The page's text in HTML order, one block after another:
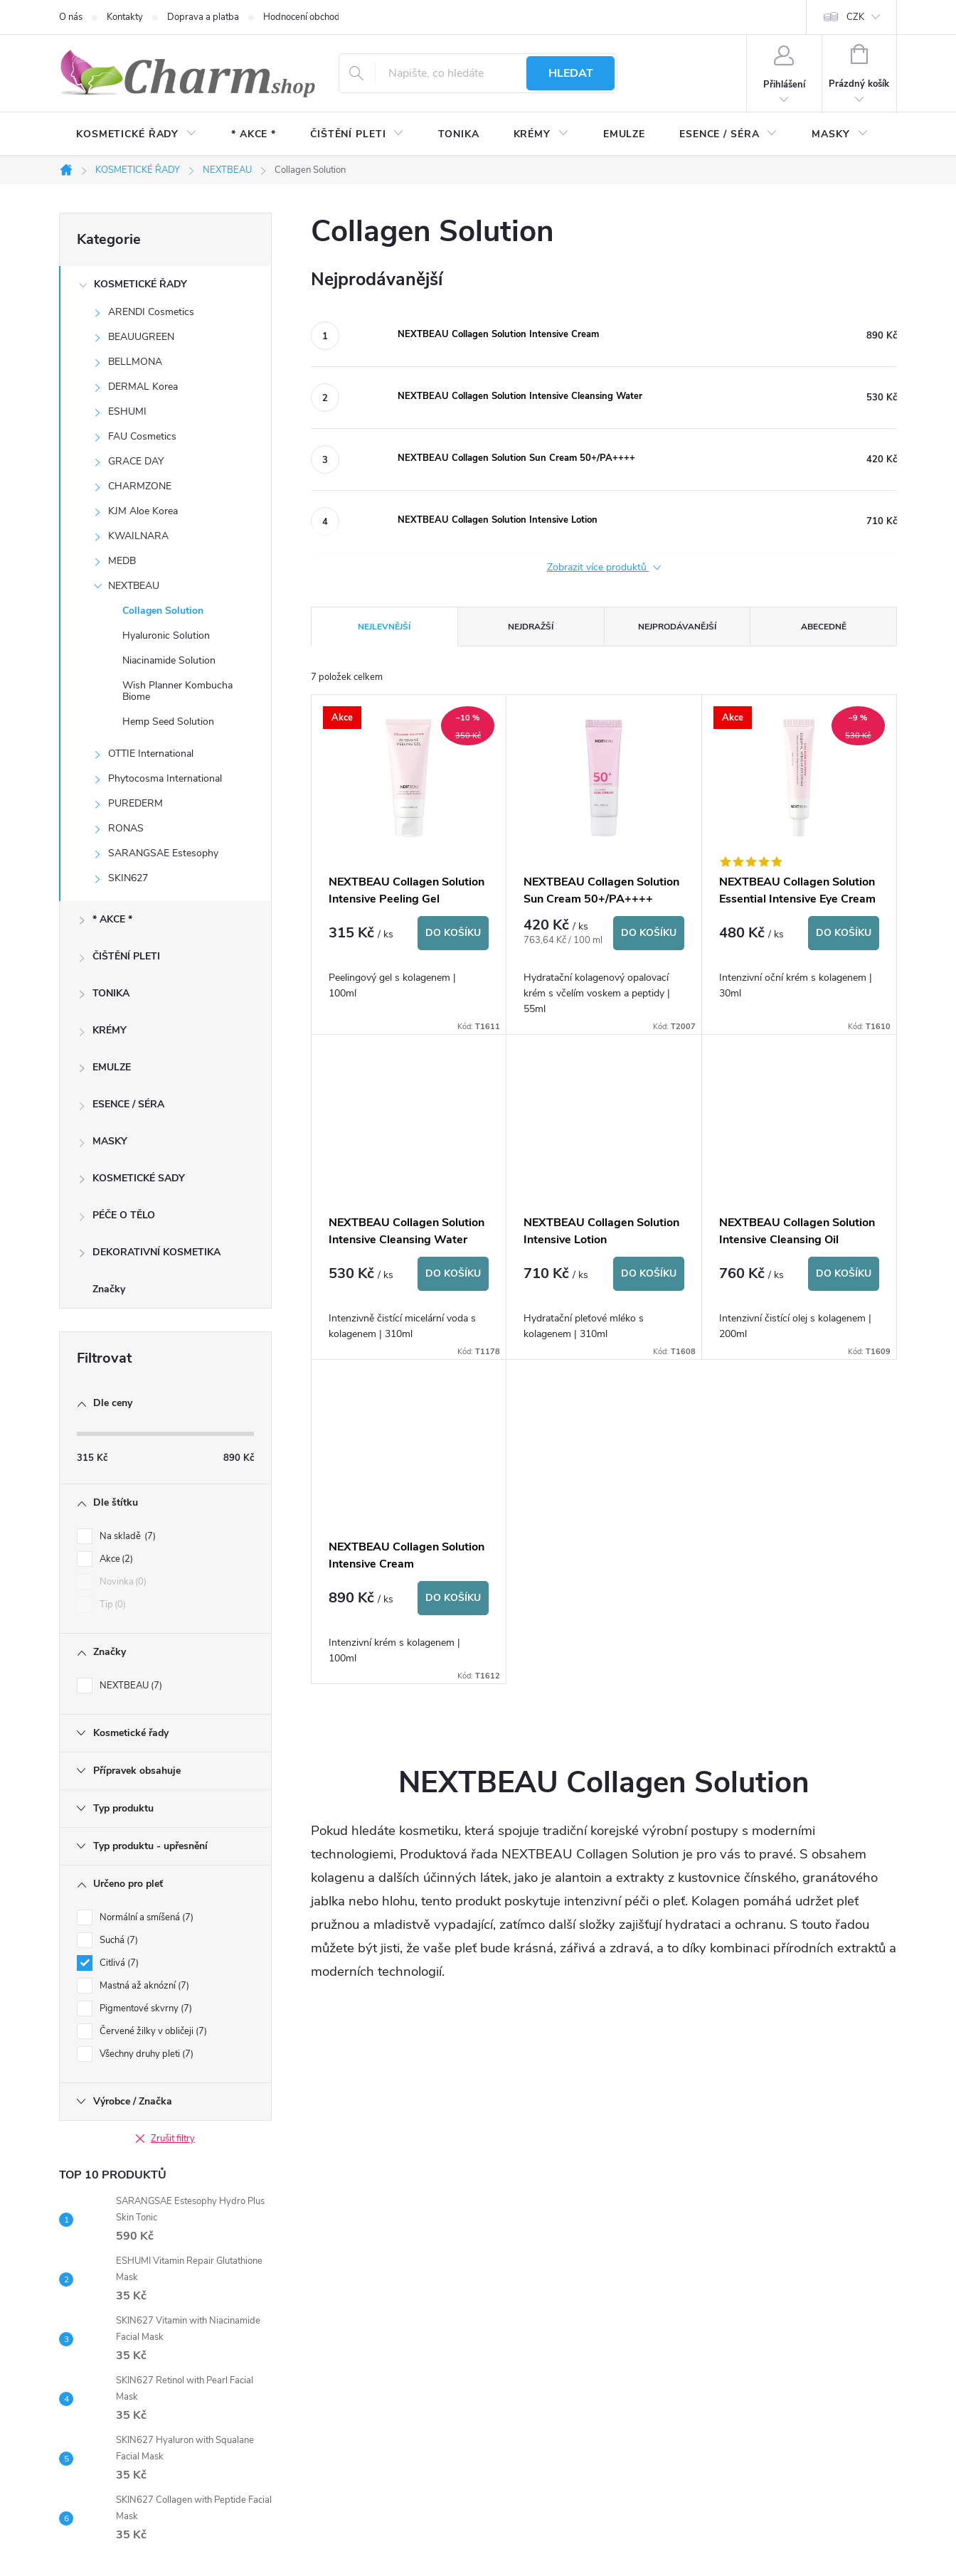
O nás Kontakty Doprava a platba Hodnocení obchodu CZK
HLEDAT
Přihlášení
NÁKUPNÍ
Prázdný košík
KOSMETICKÉ ŘADY * AKCE * ČIŠTĚNÍ PLETI TONIKA KRÉMY EMULZE ESENCE / SÉRA MASKY
Domů
KOSMETICKÉ ŘADY NEXTBEAU Collagen Solution
o
kategorie
Kategorie
KOSMETICKÉ ŘADY
ARENDI Cosmetics
BEAUUGREEN
BELLMONA
DERMAL Korea
ESHUMI
FAU Cosmetics
GRACE DAY
CHARMZONE
KJM Aloe Korea
KWAILNARA
MEDB
NEXTBEAU
Collagen Solution
Hyaluronic Solution
Niacinamide Solution
Wish Planner Kombucha
Biome
Hemp Seed Solution
OTTIE International
Phytocosma International
PUREDERM
RONAS
SARANGSAE Estesophy
SKIN627
* AKCE *
ČIŠTĚNÍ PLETI
TONIKA
KRÉMY
EMULZE
ESENCE / SÉRA
MASKY
KOSMETICKÉ SADY
PÉČE O TĚLO
DEKORATIVNÍ KOSMETIKA
Značky
Dle ceny
315 Kč 890 Kč
Dle štítku
Na skladě 7
Akce 2
Novinka 0
Tip 0
Značky
NEXTBEAU 7
Kosmetické řady
Přípravek obsahuje
Typ produktu
Typ produktu - upřesnění
Určeno pro pleť
Normální a smíšená 7
Suchá 7
Citlivá 7
Mastná až aknózní 7
Pigmentové skvrny 7
Červené žilky v obličeji 7
Všechny druhy pleti 7
Výrobce / Značka
Zrušit filtry
TOP 10 PRODUKTŮ
SARANGSAE Estesophy Hydro Plus
Skin Tonic
590 Kč
ESHUMI Vitamin Repair Glutathione
Mask
35 Kč
SKIN627 Vitamin with Niacinamide
Facial Mask
35 Kč
SKIN627 Retinol with Pearl Facial
Mask
35 Kč
SKIN627 Hyaluron with Squalane
Facial Mask
35 Kč
SKIN627 Collagen with Peptide Facial
Mask
35 Kč
Collagen Solution
Nejprodávanější
NEXTBEAU Collagen Solution Intensive Cream 890 Kč
NEXTBEAU Collagen Solution Intensive Cleansing Water 530 Kč
NEXTBEAU Collagen Solution Sun Cream 50+/PA++++ 420 Kč
NEXTBEAU Collagen Solution Intensive Lotion 710 Kč
Zobrazit více produktů
a
z
e
NEJLEVNĚJŠÍ NEJDRAŽŠÍ NEJPRODÁVANĚJŠÍ ABECEDNĚ
7 položek celkem
V
u
Akce
350 Kč
–10 %
NEXTBEAU Collagen Solution
Intensive Peeling Gel
315 Kč/ ks DO KOŠÍKU
Peelingový gel s kolagenem |
100ml
Kód:T1611
NEXTBEAU Collagen Solution
Sun Cream 50+/PA++++
420 Kč/ ks
Měrná
763,64 Kč / 100 ml
DO KOŠÍKU
Hydratační kolagenový opalovací
krém s včelím voskem a peptidy |
55ml
Kód: T2007
Akce
530 Kč
–9 %
NEXTBEAU Collagen Solution
Essential Intensive Eye Cream
480 Kč/ ks DO KOŠÍKU
Intenzivní oční krém s kolagenem |
30ml
Kód: T1610
NEXTBEAU Collagen Solution
Intensive Cleansing Water
530 Kč/ ks DO KOŠÍKU
Intenzivně čistící micelární voda s
kolagenem | 310ml
Kód:T1178
NEXTBEAU Collagen Solution
Intensive Lotion
710 Kč/ ks DO KOŠÍKU
Hydratační pleťové mléko s
kolagenem | 310ml
Kód: T1608
NEXTBEAU Collagen Solution
Intensive Cleansing Oil
760 Kč/ ks DO KOŠÍKU
Intenzivní čistící olej s kolagenem |
200ml
Kód: T1609
NEXTBEAU Collagen Solution
Intensive Cream
890 Kč/ ks DO KOŠÍKU
Intenzivní krém s kolagenem |
100ml
Kód:T1612
á
d
a
c
í
p
NEXTBEAU Collagen Solution
Pokud hledáte kosmetiku, která spojuje tradiční korejské výrobní postupy s moderními
technologiemi, Produktová řada NEXTBEAU Collagen Solution je pro vás to pravé. S obsahem
kolagenu a dalších účinných látek, jako je alantoin a extrakty z kustovnice čínského, granátového
jablka nebo hlohu, tento produkt poskytuje intenzivní péči o pleť. Kolagen pomáhá udržet pleť
pružnou a mladistvě vypadající, zatímco další složky zajišťují hydrataci a ochranu. S touto řadou
můžete být jisti, že vaše pleť bude krásná, zářivá a zdravá, a to díky kombinaci přírodních extraktů a
moderních technologií.